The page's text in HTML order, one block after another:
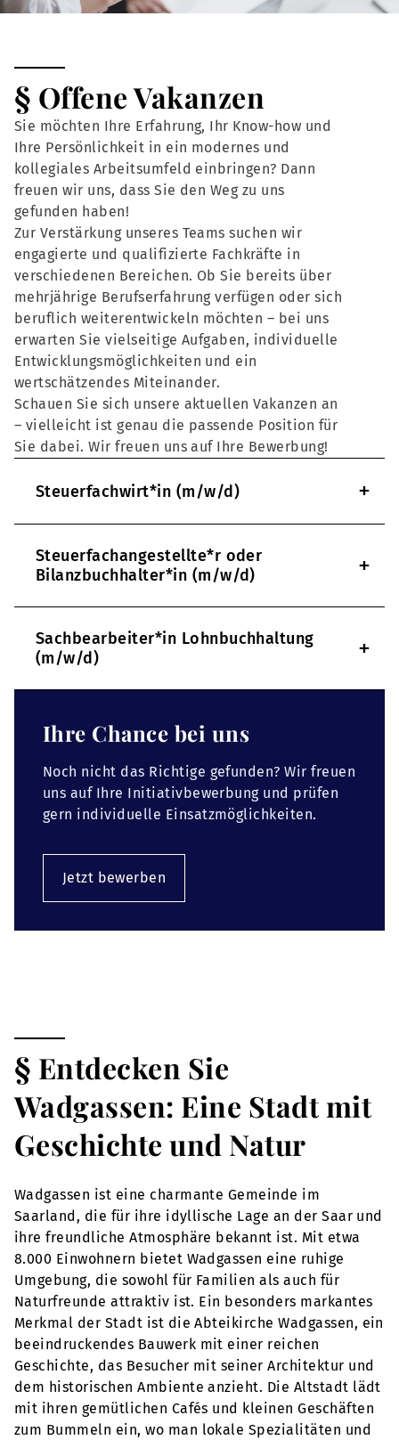
§ Offene Vakanzen
Sie möchten Ihre Erfahrung, Ihr Know-how und
Ihre Persönlichkeit in ein modernes und
kollegiales Arbeitsumfeld einbringen? Dann
freuen wir uns, dass Sie den Weg zu uns
gefunden haben!
Zur Verstärkung unseres Teams suchen wir
engagierte und qualifizierte Fachkräfte in
verschiedenen Bereichen. Ob Sie bereits über
mehrjährige Berufserfahrung verfügen oder sich
beruflich weiterentwickeln möchten – bei uns
erwarten Sie vielseitige Aufgaben, individuelle
Entwicklungsmöglichkeiten und ein
wertschätzendes Miteinander.
Schauen Sie sich unsere aktuellen Vakanzen an
– vielleicht ist genau die passende Position für
Sie dabei. Wir freuen uns auf Ihre Bewerbung!
Steuerfachwirt*in (m/w/d) +
Steuerfachangestellte*r oder
Bilanzbuchhalter*in (m/w/d)
+
Sachbearbeiter*in Lohnbuchhaltung
(m/w/d)
+
Ihre Chance bei uns
Noch nicht das Richtige gefunden? Wir freuen
uns auf Ihre Initiativbewerbung und prüfen
gern individuelle Einsatzmöglichkeiten.
Jetzt bewerben
§ Entdecken Sie
Wadgassen: Eine Stadt mit
Geschichte und Natur
Wadgassen ist eine charmante Gemeinde im
Saarland, die für ihre idyllische Lage an der Saar und
ihre freundliche Atmosphäre bekannt ist. Mit etwa
8.000 Einwohnern bietet Wadgassen eine ruhige
Umgebung, die sowohl für Familien als auch für
Naturfreunde attraktiv ist. Ein besonders markantes
Merkmal der Stadt ist die Abteikirche Wadgassen, ein
beeindruckendes Bauwerk mit einer reichen
Geschichte, das Besucher mit seiner Architektur und
dem historischen Ambiente anzieht. Die Altstadt lädt
mit ihren gemütlichen Cafés und kleinen Geschäften
zum Bummeln ein, wo man lokale Spezialitäten und